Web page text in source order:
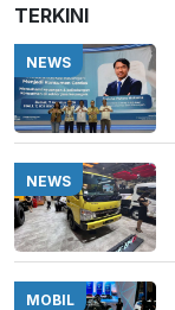
TERKINI
NEWS
NEWS
MOBIL